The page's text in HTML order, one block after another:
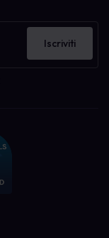
Iscriviti